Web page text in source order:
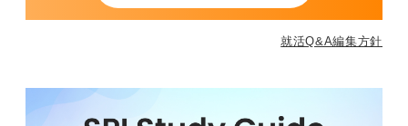
就活Q&A編集方針